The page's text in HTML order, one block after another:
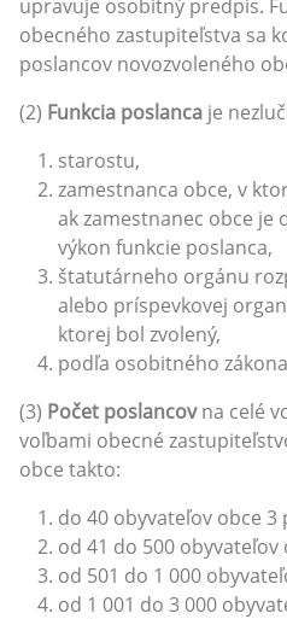
upravuje osobitný predpis.
obecného zastupiteľstva sa
poslancov novozvoleného
(2) Funkcia poslanca je
starostu,
zamestnanca obce, v
ak zamestnanec obce je
výkon funkcie poslanca,
štatutárneho orgánu
alebo príspevkovej
ktorej bol zvolený,
podľa osobitného
(3) Počet poslancovna celé
voľbami obecné
obce takto:
do 40 obyvateľov obce 3
od 41 do 500 obyvateľov
od 501 do 1 000
od 1 001 do 3 000